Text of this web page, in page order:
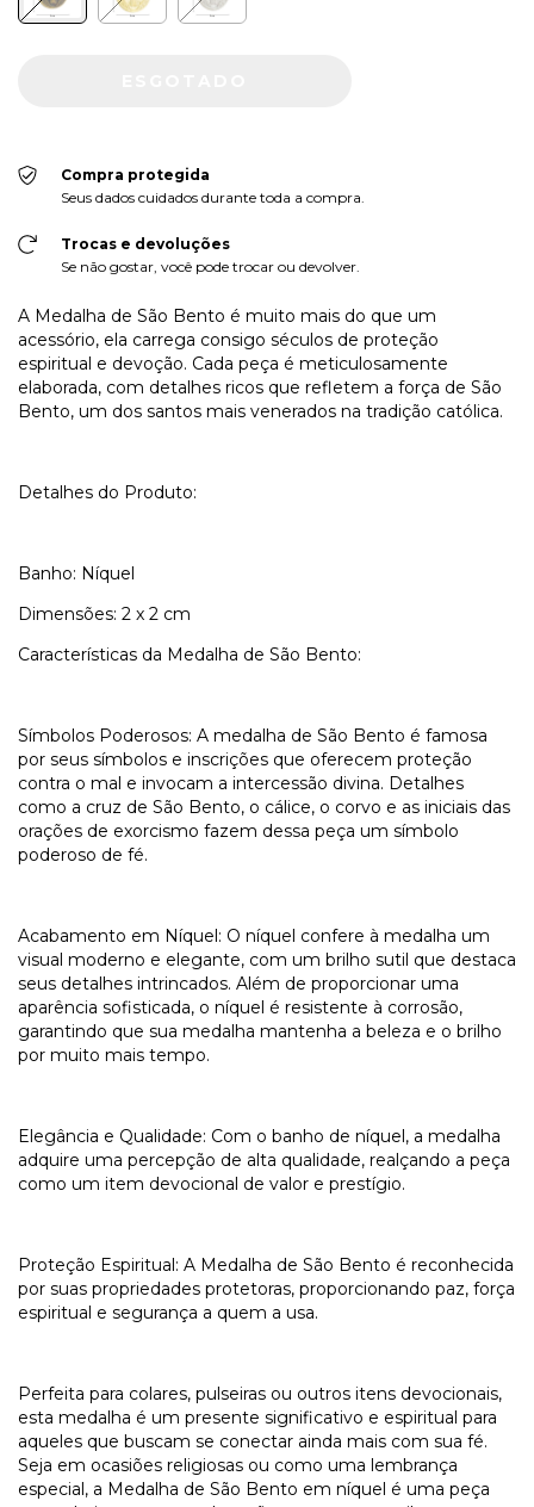
Compra protegida
Seus dados cuidados durante toda a compra.
Trocas e devoluções
Se não gostar, você pode trocar ou devolver.
A Medalha de São Bento é muito mais do que um
acessório, ela carrega consigo séculos de proteção
espiritual e devoção. Cada peça é meticulosamente
elaborada, com detalhes ricos que refletem a força de São
Bento, um dos santos mais venerados na tradição católica.
Detalhes do Produto:
Banho: Níquel
Dimensões: 2 x 2 cm
Características da Medalha de São Bento:
Símbolos Poderosos: A medalha de São Bento é famosa
por seus símbolos e inscrições que oferecem proteção
contra o mal e invocam a intercessão divina. Detalhes
como a cruz de São Bento, o cálice, o corvo e as iniciais das
orações de exorcismo fazem dessa peça um símbolo
poderoso de fé.
Acabamento em Níquel: O níquel confere à medalha um
visual moderno e elegante, com um brilho sutil que destaca
seus detalhes intrincados. Além de proporcionar uma
aparência sofisticada, o níquel é resistente à corrosão,
garantindo que sua medalha mantenha a beleza e o brilho
por muito mais tempo.
Elegância e Qualidade: Com o banho de níquel, a medalha
adquire uma percepção de alta qualidade, realçando a peça
como um item devocional de valor e prestígio.
Proteção Espiritual: A Medalha de São Bento é reconhecida
por suas propriedades protetoras, proporcionando paz, força
espiritual e segurança a quem a usa.
Perfeita para colares, pulseiras ou outros itens devocionais,
esta medalha é um presente significativo e espiritual para
aqueles que buscam se conectar ainda mais com sua fé.
Seja em ocasiões religiosas ou como uma lembrança
especial, a Medalha de São Bento em níquel é uma peça